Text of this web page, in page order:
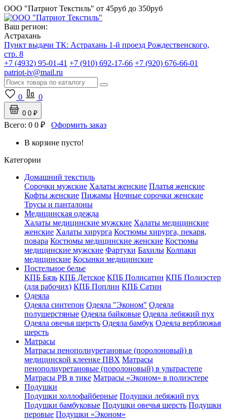
ООО "Патриот Текстиль" от 45руб до 350руб
Ваш регион:
Астрахань
Пункт выдачи ТК: Астрахань 1-й проезд Рождественского,
стр. 8
+7 (4932) 95-01-41 +7 (910) 692-17-66 +7 (920) 676-66-01
patriot-iv@mail.ru
0 0
0 0 ₽
Всего: 0 0 ₽ Оформить заказ
В корзине пусто!
Категории
Домашний текстиль
Сорочки мужские Халаты женские Платья женские
Кофты женские Пижамы Ночные сорочки женские
Трусы и панталоны
Медицинская одежда
Халаты медицинские мужские Халаты медицинские
женские Халаты хирурга Костюмы хирурга, пекаря,
повара Костюмы медицинские женские Костюмы
медицинские мужские Фартуки Бахилы Колпаки
медицинские Косынки медицинские
Постельное белье
КПБ Бязь КПБ Детское КПБ Полисатин КПБ Полиэстер
(для рабочих) КПБ Поплин КПБ Сатин
Одеяла
Одеяла синтепон Одеяла "Эконом" Одеяла
полушерстяные Одеяла байковые Одеяла лебяжий пух
Одеяла овечья шерсть Одеяла бамбук Одеяла верблюжья
шерсть
Матрасы
Матрасы пенополиуретановые (поролоновый) в
медицинской клеенке ПВХ Матрасы
пенополиуретановые (поролоновый) в ультрастепе
Матрасы РВ в тике Матрасы «Эконом» в полиэстере
Подушки
Подушки холлофайберные Подушки лебяжий пух
Подушки бамбуковые Подушки овечья шерсть Подушки
перовые Подушки «Эконом»